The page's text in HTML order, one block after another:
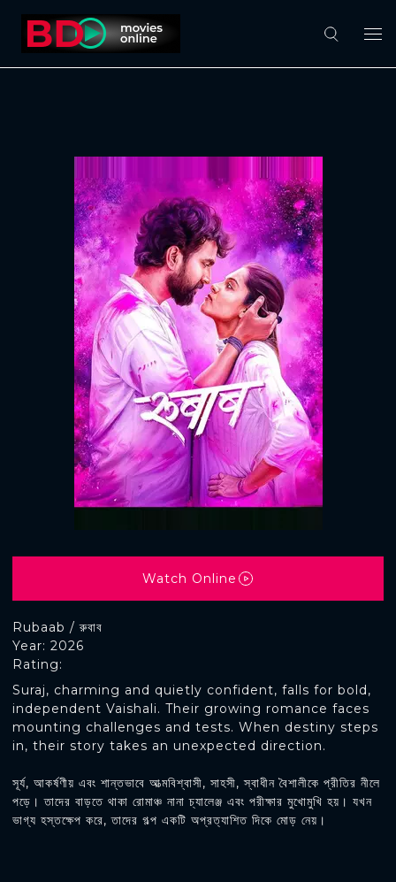
Rubaab / রুবাব
Rating:
Year: 2026
Suraj, charming and quietly confident, falls for bold,
independent Vaishali. Their growing romance faces
mounting challenges and tests. When destiny steps
in, their story takes an unexpected direction.
সূর্য, আকর্ষণীয় এবং শান্তভাবে আত্মবিশ্বাসী, সাহসী, স্বাধীন বৈশালীকে প্রীতির নীলে
পড়ে। তাদের বাড়তে থাকা রোমাঞ্চ নানা চ্যালেঞ্জ এবং পরীক্ষার মুখোমুখি হয়। যখন
ভাগ্য হস্তক্ষেপ করে, তাদের গল্প একটি অপ্রত্যাশিত দিকে মোড় নেয়।
Watch Online